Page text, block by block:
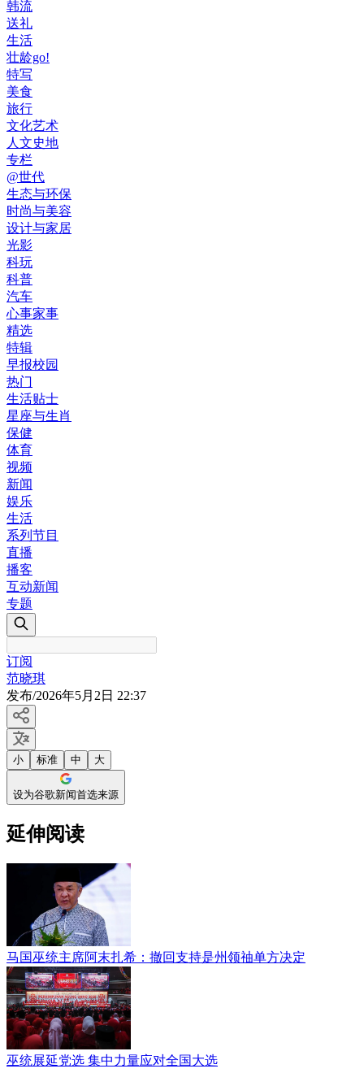
韩流
送礼
生活
壮龄go!
特写
美食
旅行
文化艺术
人文史地
专栏
@世代
生态与环保
时尚与美容
设计与家居
光影
科玩
科普
汽车
心事家事
精选
特辑
早报校园
热门
生活贴士
星座与生肖
保健
体育
视频
新闻
娱乐
生活
系列节目
直播
播客
互动新闻
专题
订阅
范晓琪
发布/2026年5月2日 22:37
小 标准 中 大
设为谷歌新闻首选来源
延伸阅读
马国巫统主席阿末扎希：撤回支持是州领䄂单方决定
巫统展延党选 集中力量应对全国大选